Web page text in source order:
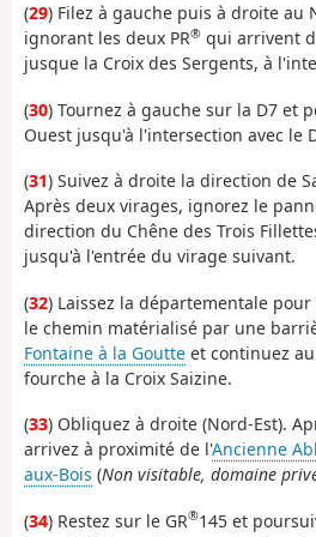
(29) Filez à gauche puis à droite au
ignorant les deux PR® qui arrivent
jusque la Croix des Sergents, à
(30) Tournez à gauche sur la D7 et
Ouest jusqu'à l'intersection avec le
(31) Suivez à droite la direction de
Après deux virages, ignorez le
direction du Chêne des Trois
jusqu'à l'entrée du virage suivant.
(32) Laissez la départementale
le chemin matérialisé par une
Fontaine à la Goutte et continuez
fourche à la Croix Saizine.
(33) Obliquez à droite (Nord-Est).
arrivez à proximité de l'Ancienne
aux-Bois (Non visitable, domaine
(34) Restez sur le GR®145 et